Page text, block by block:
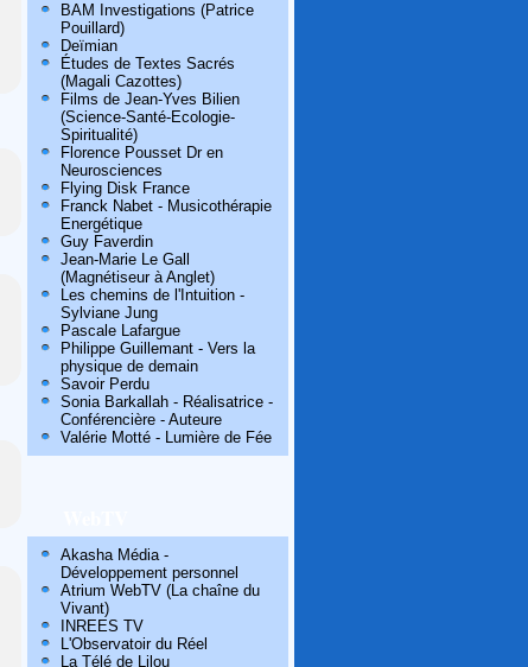
BAM Investigations (Patrice
Pouillard)
Deïmian
Études de Textes Sacrés
(Magali Cazottes)
Films de Jean-Yves Bilien
(Science-Santé-Ecologie-
Spiritualité)
Florence Pousset Dr en
Neurosciences
Flying Disk France
Franck Nabet - Musicothérapie
Energétique
Guy Faverdin
Jean-Marie Le Gall
(Magnétiseur à Anglet)
Les chemins de l'Intuition -
Sylviane Jung
Pascale Lafargue
Philippe Guillemant - Vers la
physique de demain
Savoir Perdu
Sonia Barkallah - Réalisatrice -
Conférencière - Auteure
Valérie Motté - Lumière de Fée
Akasha Média -
Développement personnel
Atrium WebTV (La chaîne du
Vivant)
INREES TV
L'Observatoir du Réel
La Télé de Lilou